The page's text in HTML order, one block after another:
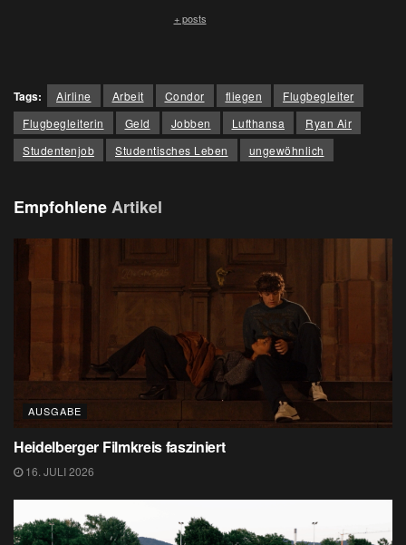
+ posts
Tags: Airline Arbeit Condor fliegen
Flugbegleiter
Flugbegleiterin
Geld Jobben Lufthansa
Ryan Air
Studentenjob
Studentisches Leben ungewöhnlich
EmpfohleneArtikel
AUSGABE
Heidelberger Filmkreis fasziniert
16. JULI 2026